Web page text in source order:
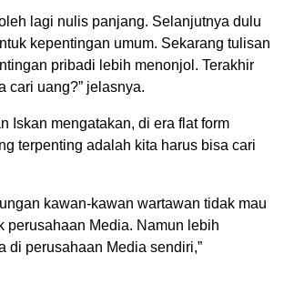
lagi nulis panjang. Selanjutnya dulu
kepentingan umum. Sekarang tulisan
pribadi lebih menonjol. Terakhir
cari uang?” jelasnya.
Iskan mengatakan, di era flat form
terpenting adalah kita harus bisa cari
kawan-kawan wartawan tidak mau
perusahaan Media. Namun lebih
di perusahaan Media sendiri,”